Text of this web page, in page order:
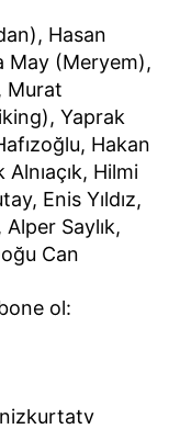
Hasan
May (Meryem),
Murat
Yaprak
Hakan
Hilmi
Enis Yıldız,
Saylık,
Can
ol: